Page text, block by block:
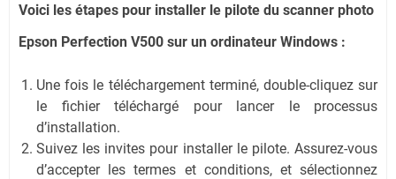
Voici les étapes pour installer le pilote du scanner photo
Epson Perfection V500 sur un ordinateur Windows :
Une fois le téléchargement terminé, double-cliquez sur
le fichier téléchargé pour lancer le processus
d’installation.
Suivez les invites pour installer le pilote. Assurez-vous
d’accepter les termes et conditions, et sélectionnez